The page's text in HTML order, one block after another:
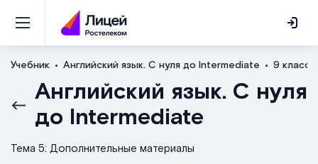
Учебник Английский язык. С нуля до Intermediate 9 класс
Английский язык. С нуля
до Intermediate
Тема 5: Дополнительные материалы